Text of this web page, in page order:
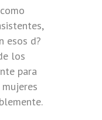
esos d?
los
para